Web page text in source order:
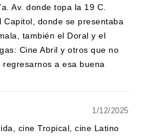
Av. donde topa la 19 C.
Capitol, donde se presentaba
también el Doral y el
Cine Abril y otros que no
a esa buena
1/12/2025
cine Tropical, cine Latino